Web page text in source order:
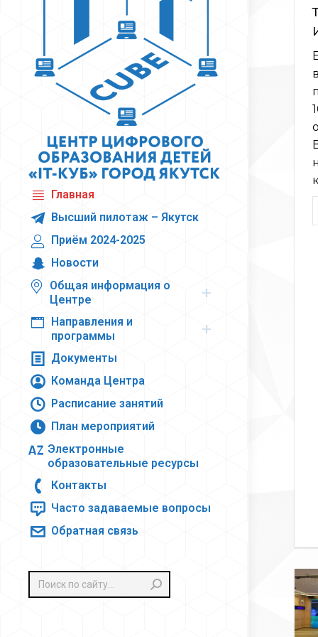
Главная
Высший пилотаж – Якутск
Приём 2024-2025
Новости
Общая информация о
Центре
Направления и
программы
Документы
Команда Центра
Расписание занятий
План мероприятий
Электронные
образовательные ресурсы
Контакты
Часто задаваемые вопросы
Обратная связь
Поиск: